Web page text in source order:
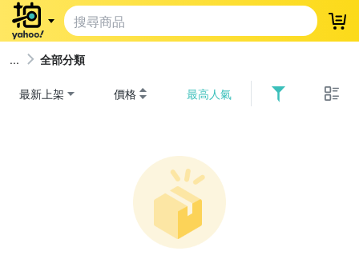
登
全部分類
最新上架 價格 最高人氣